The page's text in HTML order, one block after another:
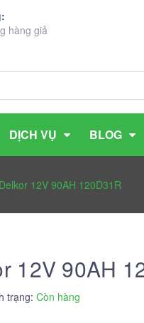
hàng giả
DỊCH VỤ BLOG
12V 90AH 120D31R
12V 90AH
trạng: Còn hàng